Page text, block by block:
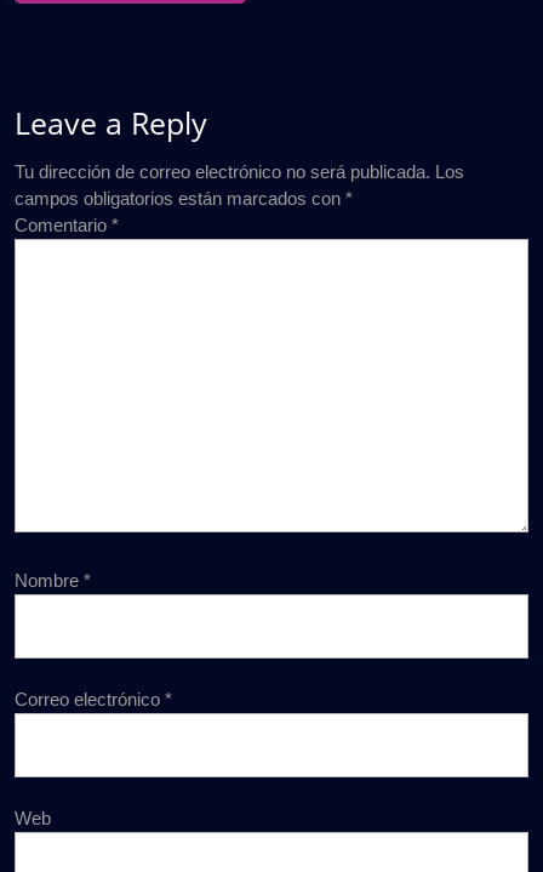
Leave a Reply
Tu dirección de correo electrónico no será publicada. Los
campos obligatorios están marcados con *
Comentario *
Nombre *
Correo electrónico *
Web